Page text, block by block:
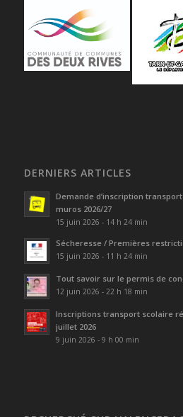
DERNIERS ARTICLES
Demande d’inscription
muros 2026/27
15 juin 2026 - 14 h 24 min
Sécheresse / Premières
15 juin 2026 - 11 h 24 min
Tout savoir sur le permis de
12 juin 2026 - 22 h 18 min
Inscriptions transport scolaire
juillet 2026
9 juin 2026 - 9 h 00 min